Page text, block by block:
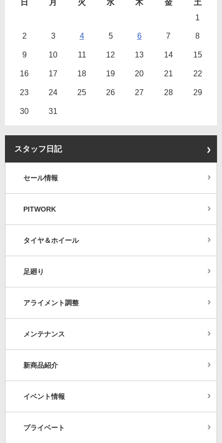
日 月 火 水 木 金
土
1
2 3 4 5 6 7 8
9 10 11 12 13 14 15
16 17 18 19 20 21 22
23 24 25 26 27 28 29
30 31
スタッフ日記
セール情報
PITWORK
タイヤ＆ホイール
足廻り
アライメント調整
メンテナンス
新商品紹介
イベント情報
プライベート